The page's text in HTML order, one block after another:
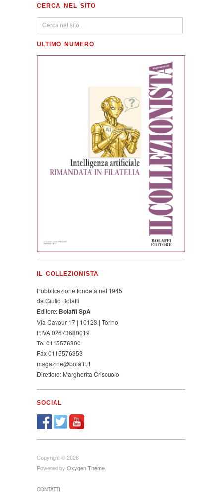
CERCA NEL SITO
ULTIMO NUMERO
IL COLLEZIONISTA
Pubblicazione fondata nel 1945
da Giulio Bolaffi
Editore: Bolaffi SpA
Via Cavour 17 | 10123 | Torino
P.IVA 02673680019
Tel 0115576300
Fax 0115576353
magazine@bolaffi.it
Direttore: Margherita Criscuolo
SOCIAL
Copyright © 2026
Powered by Oxygen Theme.
CONTATTI